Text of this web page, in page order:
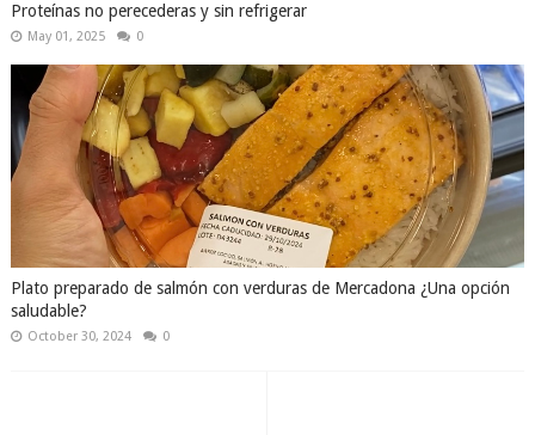
Proteínas no perecederas y sin refrigerar
May 01, 2025 0
Plato preparado de salmón con verduras de Mercadona ¿Una opción
saludable?
October 30, 2024 0